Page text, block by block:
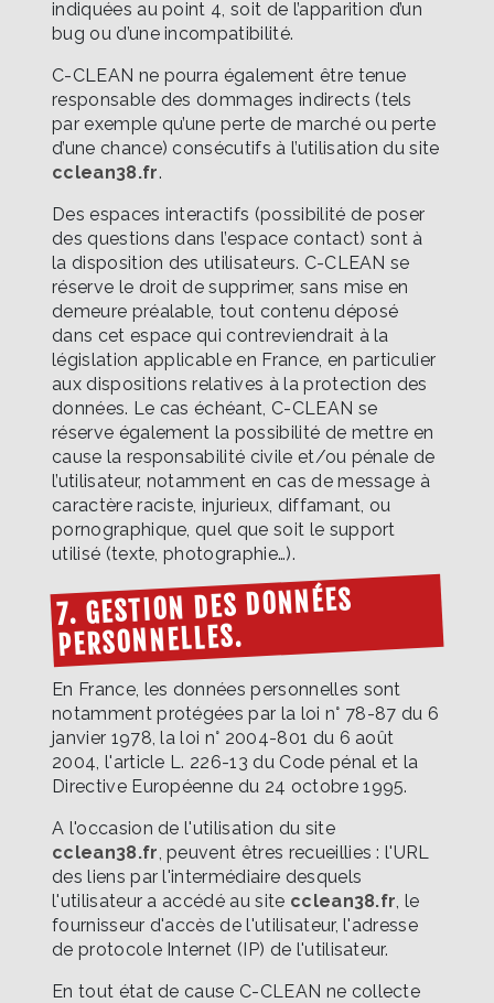
indiquées au point 4, soit de l’apparition d’un
bug ou d’une incompatibilité.
C-CLEAN ne pourra également être tenue
responsable des dommages indirects (tels
par exemple qu’une perte de marché ou perte
d’une chance) consécutifs à l’utilisation du site
cclean38.fr.
Des espaces interactifs (possibilité de poser
des questions dans l’espace contact) sont à
la disposition des utilisateurs. C-CLEAN se
réserve le droit de supprimer, sans mise en
demeure préalable, tout contenu déposé
dans cet espace qui contreviendrait à la
législation applicable en France, en particulier
aux dispositions relatives à la protection des
données. Le cas échéant, C-CLEAN se
réserve également la possibilité de mettre en
cause la responsabilité civile et/ou pénale de
l’utilisateur, notamment en cas de message à
caractère raciste, injurieux, diffamant, ou
pornographique, quel que soit le support
utilisé (texte, photographie…).
7. GESTION DES DONNÉES
PERSONNELLES.
En France, les données personnelles sont
notamment protégées par la loi n° 78-87 du 6
janvier 1978, la loi n° 2004-801 du 6 août
2004, l'article L. 226-13 du Code pénal et la
Directive Européenne du 24 octobre 1995.
A l'occasion de l'utilisation du site
cclean38.fr , peuvent êtres recueillies : l'URL
des liens par l'intermédiaire desquels
l'utilisateur a accédé au site cclean38.fr , le
fournisseur d'accès de l'utilisateur, l'adresse
de protocole Internet (IP) de l'utilisateur.
En tout état de cause C-CLEAN ne collecte